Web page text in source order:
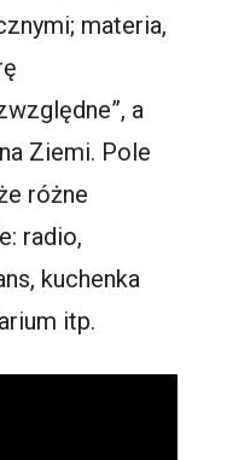
materia,
a
Ziemi. Pole
różne
radio,
kuchenka
itp.